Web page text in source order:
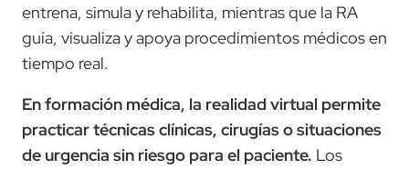
entrena, simula y rehabilita, mientras que la RA
guía, visualiza y apoya procedimientos médicos en
tiempo real.
En formación médica, la realidad virtual permite
practicar técnicas clínicas, cirugías o situaciones
de urgencia sin riesgo para el paciente. Los